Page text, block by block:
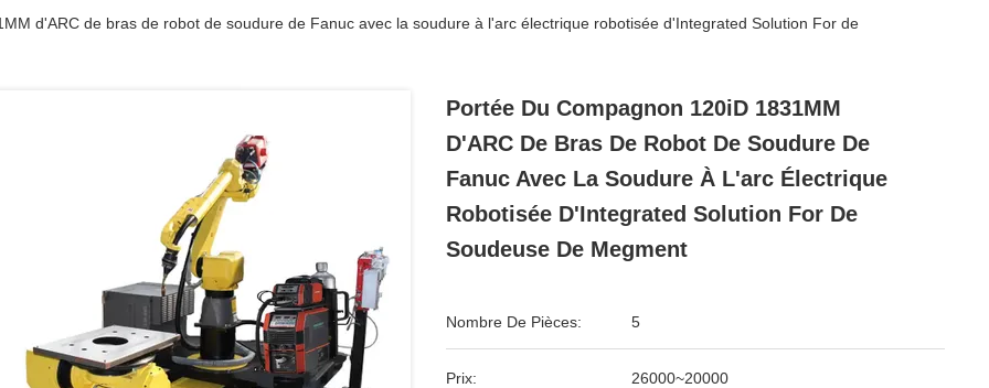
d'ARC de bras de robot de soudure de Fanuc avec la soudure à l'arc électrique robotisée d'Integrated Solution For de
Portée Du Compagnon 120iD 1831MM
D'ARC De Bras De Robot De Soudure De
Fanuc Avec La Soudure À L'arc Électrique
Robotisée D'Integrated Solution For De
Soudeuse De Megment
Nombre De Pièces: 5
Prix: 26000~20000